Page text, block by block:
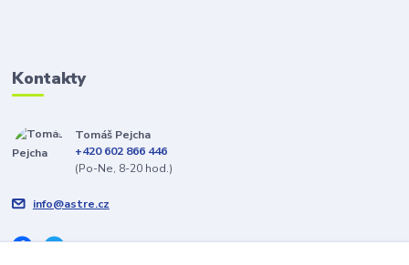
Kontakty
Tomáš Pejcha
+420 602 866 446
(Po-Ne, 8-20 hod.)
info@astre.cz